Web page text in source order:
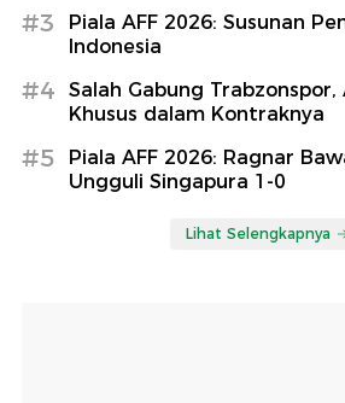
#3
Piala AFF 2026: Susunan
Indonesia
#4
Salah Gabung Trabzonspor,
Khusus dalam Kontraknya
#5
Piala AFF 2026: Ragnar
Ungguli Singapura 1-0
Lihat Selengkapnya